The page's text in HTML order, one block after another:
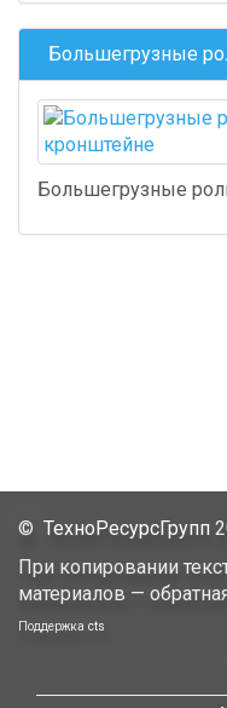
Большегрузные
Большегрузные
© ТехноРесурсГрупп
При копировании
материалов —
Поддержка cts